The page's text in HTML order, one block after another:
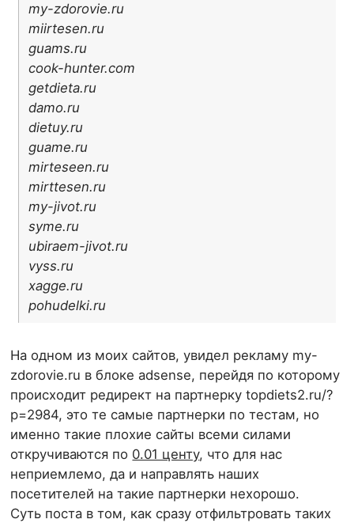
my-zdorovie.ru
miirtesen.ru
guams.ru
cook-hunter.com
getdieta.ru
damo.ru
dietuy.ru
guame.ru
mirteseen.ru
mirttesen.ru
my-jivot.ru
syme.ru
ubiraem-jivot.ru
vyss.ru
xagge.ru
pohudelki.ru
На одном из моих сайтов, увидел рекламу my-
zdorovie.ru в блоке adsense, перейдя по которому
происходит редирект на партнерку topdiets2.ru/?
p=2984, это те самые партнерки по тестам, но
именно такие плохие сайты всеми силами
откручиваются по 0.01 центу, что для нас
неприемлемо, да и направлять наших
посетителей на такие партнерки нехорошо.
Суть поста в том, как сразу отфильтровать таких